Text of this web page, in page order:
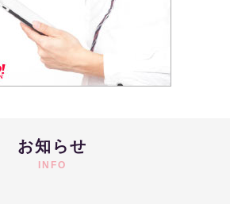
お知らせ
INFO